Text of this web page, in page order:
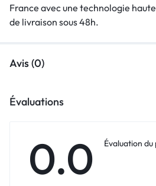
France avec une technologie
de livraison sous 48h.
Avis (0)
Évaluations
0.0 Évaluation